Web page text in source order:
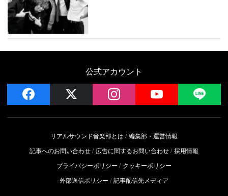
公式アカウント
facebook instagram YouTube
リアルサウンド音楽部とは
編集部・運営情報
記事へのお問い合わせ
広告に関するお問い合わせ 採用情報
プライバシーポリシー
クッキーポリシー
外部送信ポリシー
記事配信先メディア